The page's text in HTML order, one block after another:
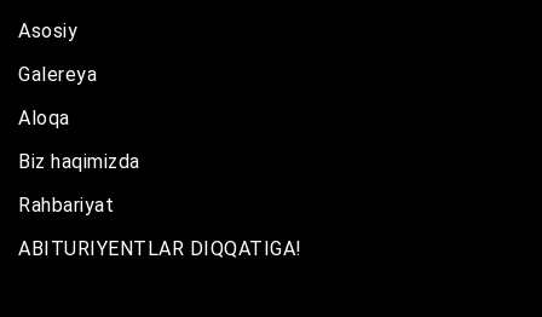
Asosiy
Galereya
Aloqa
Biz haqimizda
Rahbariyat
ABITURIYENTLAR DIQQATIGA!